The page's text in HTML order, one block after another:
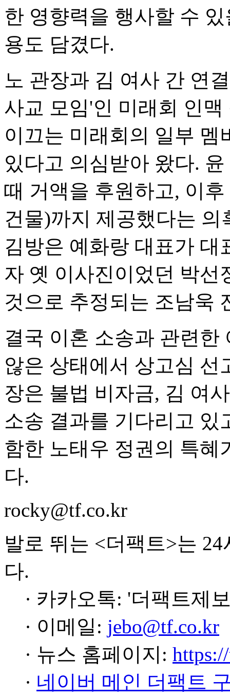
한 영향력을 행사할 수
용도 담겼다.
노 관장과 김 여사 간 연
사교 모임'인 미래회 인
이끄는 미래회의 일부 멤
있다고 의심받아 왔다.
때 거액을 후원하고, 이
건물)까지 제공했다는
김방은 예화랑 대표가 대
자 옛 이사진이었던 박선
것으로 추정되는 조남욱
결국 이혼 소송과 관련
않은 상태에서 상고심 선
장은 불법 비자금, 김 여
소송 결과를 기다리고 있
함한 노태우 정권의 특혜
다.
rocky@tf.co.kr
발로 뛰는 <더팩트>는
다.
· 카카오톡: '더팩트제
· 이메일: jebo@tf.co.kr
· 뉴스 홈페이지:
· 네이버 메인 더팩트